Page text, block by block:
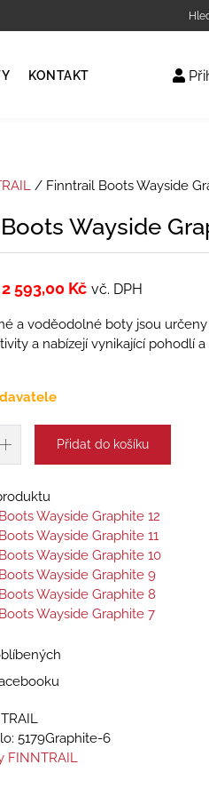
KONTAKT
/ Finntrail Boots Wayside
Wayside
2 593,00 Kč vč. DPH
a voděodolné boty jsou
a nabízejí vynikající pohodlí
Přidat do košíku
Wayside Graphite 12
Wayside Graphite 11
Wayside Graphite 10
Wayside Graphite 9
Wayside Graphite 8
Wayside Graphite 7
5179Graphite-6
FINNTRAIL